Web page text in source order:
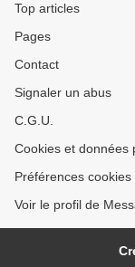
Top articles
Pages
Contact
Signaler un abus
C.G.U.
Cookies et données
Préférences cookies
Voir le profil de